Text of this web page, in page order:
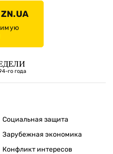
го года
Социальная защита
Зарубежная экономика
Конфликт интересов